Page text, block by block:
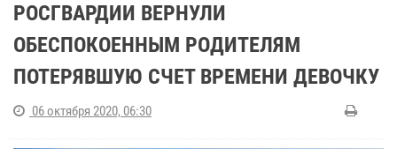
РОСГВАРДИИ ВЕРНУЛИ
ОБЕСПОКОЕННЫМ РОДИТЕЛЯМ
ПОТЕРЯВШУЮ СЧЕТ ВРЕМЕНИ ДЕВОЧКУ
06 октября 2020, 06:30